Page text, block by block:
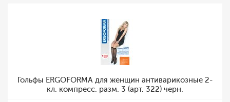
Гольфы ERGOFORMA для женщин антиварикозные 2-
кл. компресс. разм. 3 (арт. 322) черн.